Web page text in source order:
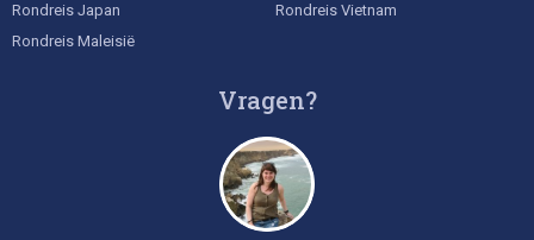
Rondreis Japan
Rondreis Maleisië
Rondreis Vietnam
Vragen?